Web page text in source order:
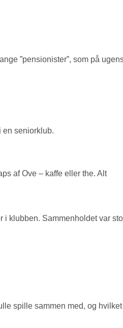
”pensionister”, som på
en seniorklub.
af Ove – kaffe eller the. Alt
klubben. Sammenholdet var
spille sammen med, og hvilket